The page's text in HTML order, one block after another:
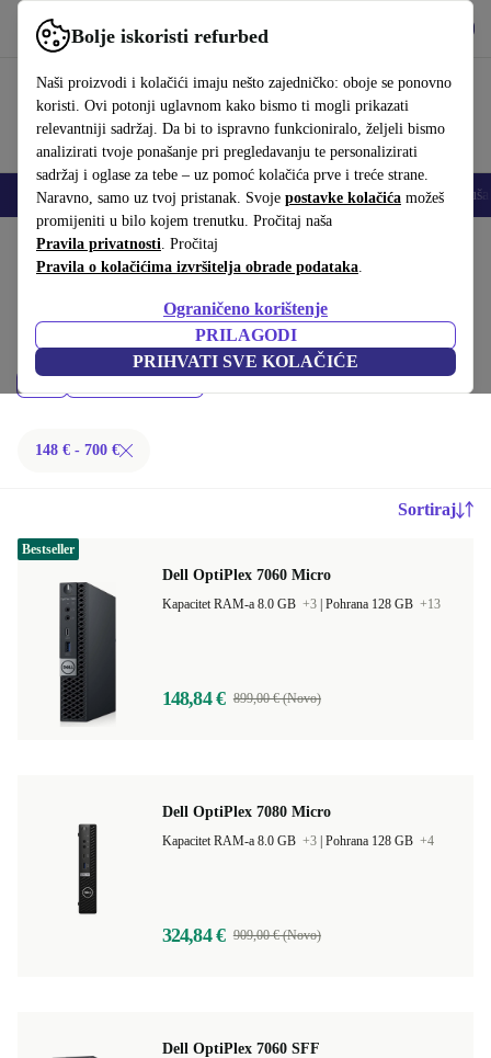
Bolje iskoristi refurbed
Naši proizvodi i kolačići imaju nešto zajedničko: oboje se ponovno
koristi. Ovi potonji uglavnom kako bismo ti mogli prikazati
relevantniji sadržaj. Da bi to ispravno funkcioniralo, željeli bismo
analizirati tvoje ponašanje pri pregledavanju te personalizirati
sadržaj i oglase za tebe – uz pomoć kolačića prve i treće strane.
Naravno, samo uz tvoj pristanak. Svoje postavke kolačića možeš
promijeniti u bilo kojem trenutku. Pročitaj naša
Pravila privatnosti. Pročitaj
Pravila o kolačićima izvršitelja obrade podataka.
Ograničeno korištenje
PRILAGODI
PRIHVATI SVE KOLAČIĆE
Koristi refurbed brzo i jednostavno
Mobiteli Prijenosna računala Tableti Pametni satovi Dodaci
Početna stranica Proizvodi Desktop računala
Kupi refurbished Dell desktop računala ispod 700 € – kvaliteta, jamstvo i
30 dana za povrat. Uštedi novac i čuvaj okoliš.
148 € - 700 €
Sortiraj
Dell OptiPlex 7060 Micro
Kapacitet RAM-a 8.0 GB +3 Pohrana 128 GB +13
148,84 € 899,00 € (Novo)
Bestseller
Dell OptiPlex 7080 Micro
Kapacitet RAM-a 8.0 GB +3 Pohrana 128 GB +4
324,84 € 909,00 € (Novo)
Dell OptiPlex 7060 SFF